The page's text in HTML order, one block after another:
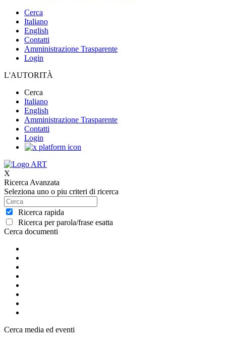
Cerca
Italiano
English
Contatti
Amministrazione Trasparente
Login
L'AUTORITÀ
Cerca
Italiano
English
Amministrazione Trasparente
Contatti
Login
X
Ricerca Avanzata
Seleziona uno o piu criteri di ricerca
Ricerca rapida
Ricerca per parola/frase esatta
Cerca documenti
Cerca media ed eventi